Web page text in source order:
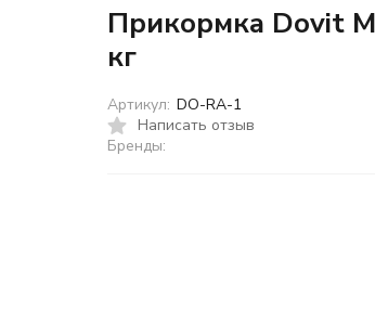
Прикормка Dovit
кг
Написать отзыв
Бренды:
Артикул: DO-RA-1